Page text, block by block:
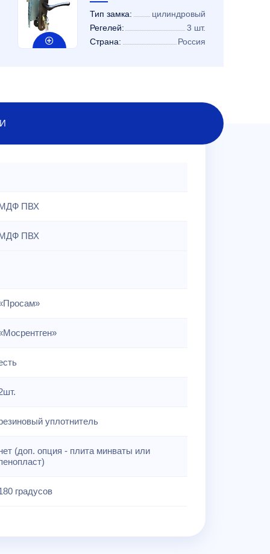
Тип замка:
цилиндровый
Регелей:
3 шт.
Страна:
Россия
ПВХ
ПВХ
уплотнитель
(доп. опция - плита минваты или
градусов